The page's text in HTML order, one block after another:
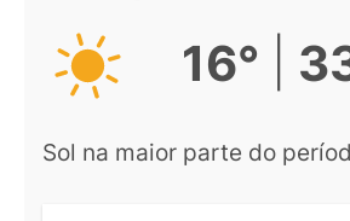
16°
Sol na maior parte do